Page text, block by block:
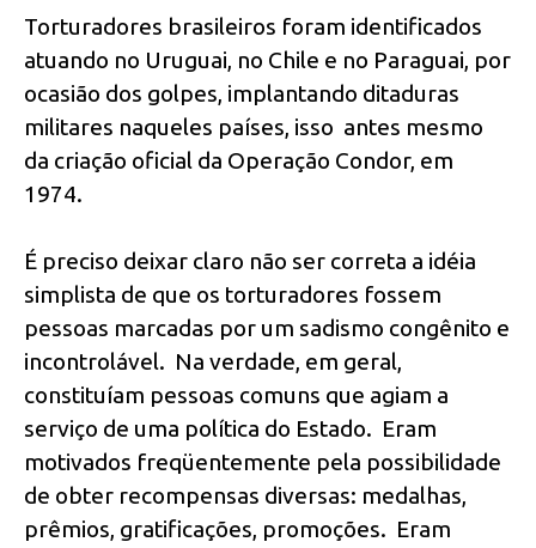
Torturadores brasileiros foram identificados
atuando no Uruguai, no Chile e no Paraguai, por
ocasião dos golpes, implantando ditaduras
militares naqueles países, isso antes mesmo
da criação oficial da Operação Condor, em
1974.
É preciso deixar claro não ser correta a idéia
simplista de que os torturadores fossem
pessoas marcadas por um sadismo congênito e
incontrolável. Na verdade, em geral,
constituíam pessoas comuns que agiam a
serviço de uma política do Estado. Eram
motivados freqüentemente pela possibilidade
de obter recompensas diversas: medalhas,
prêmios, gratificações, promoções. Eram